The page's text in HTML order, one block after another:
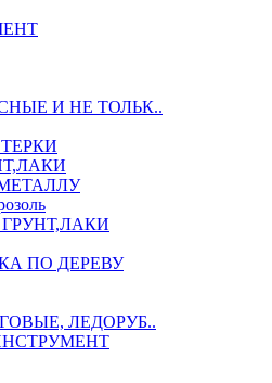
И НЕ ТОЛЬК..
МЕТАЛЛУ
ПО ДЕРЕВУ
ЛЕДОРУБ..